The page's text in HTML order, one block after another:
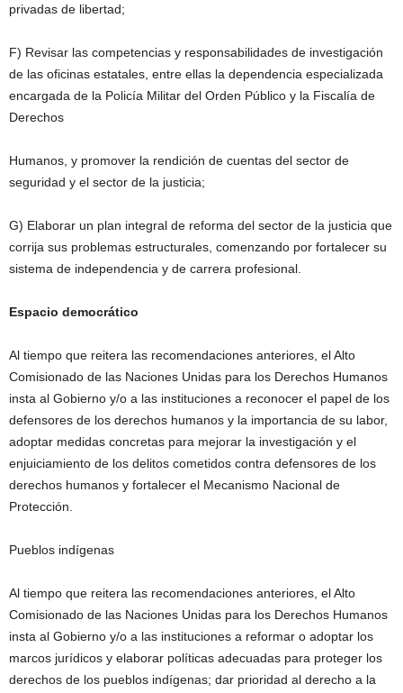
privadas de libertad;
F) Revisar las competencias y responsabilidades de investigación
de las oficinas estatales, entre ellas la dependencia especializada
encargada de la Policía Militar del Orden Público y la Fiscalía de
Derechos
Humanos, y promover la rendición de cuentas del sector de
seguridad y el sector de la justicia;
G) Elaborar un plan integral de reforma del sector de la justicia que
corrija sus problemas estructurales, comenzando por fortalecer su
sistema de independencia y de carrera profesional.
Espacio democrático
Al tiempo que reitera las recomendaciones anteriores, el Alto
Comisionado de las Naciones Unidas para los Derechos Humanos
insta al Gobierno y/o a las instituciones a reconocer el papel de los
defensores de los derechos humanos y la importancia de su labor,
adoptar medidas concretas para mejorar la investigación y el
enjuiciamiento de los delitos cometidos contra defensores de los
derechos humanos y fortalecer el Mecanismo Nacional de
Protección.
Pueblos indígenas
Al tiempo que reitera las recomendaciones anteriores, el Alto
Comisionado de las Naciones Unidas para los Derechos Humanos
insta al Gobierno y/o a las instituciones a reformar o adoptar los
marcos jurídicos y elaborar políticas adecuadas para proteger los
derechos de los pueblos indígenas; dar prioridad al derecho a la